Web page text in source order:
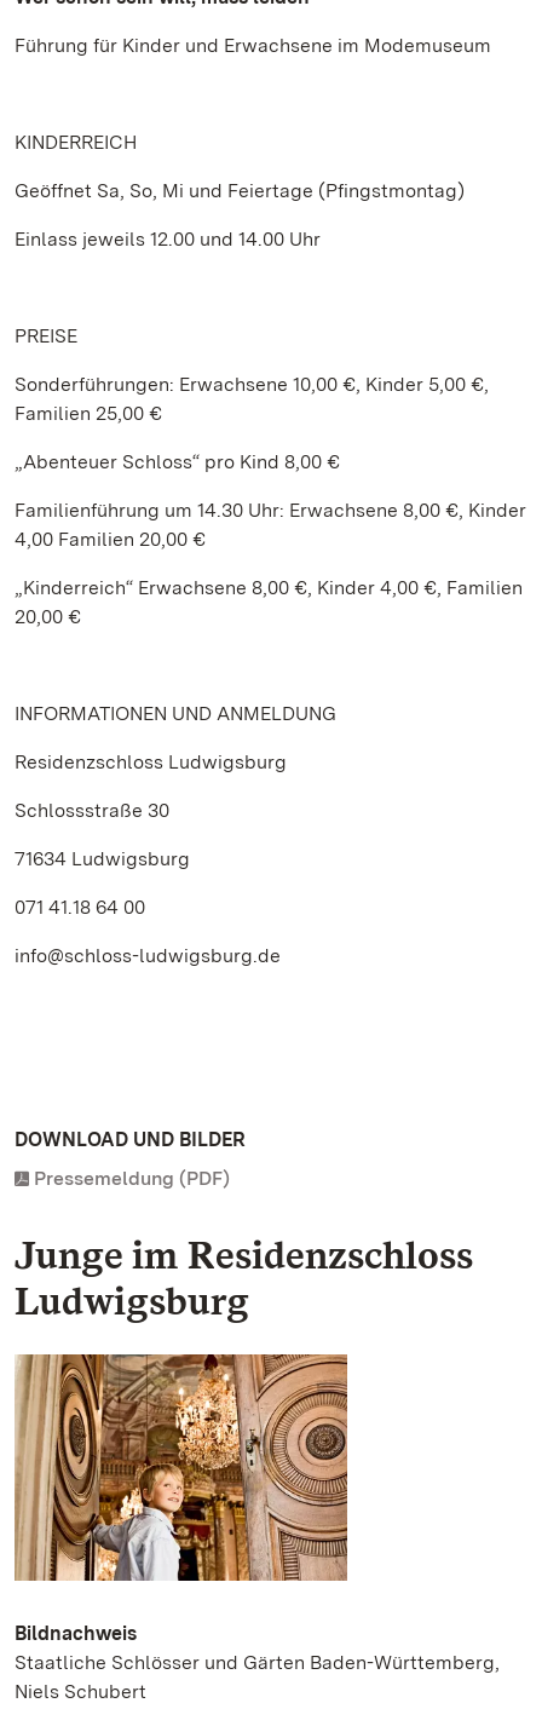
Führung für Kinder und Erwachsene im Modemuseum
KINDERREICH
Geöffnet Sa, So, Mi und Feiertage (Pfingstmontag)
Einlass jeweils 12.00 und 14.00 Uhr
PREISE
Sonderführungen: Erwachsene 10,00 €, Kinder 5,00 €,
Familien 25,00 €
„Abenteuer Schloss“ pro Kind 8,00 €
Familienführung um 14.30 Uhr: Erwachsene 8,00 €, Kinder
4,00 Familien 20,00 €
„Kinderreich“ Erwachsene 8,00 €, Kinder 4,00 €, Familien
20,00 €
INFORMATIONEN UND ANMELDUNG
Residenzschloss Ludwigsburg
Schlossstraße 30
71634 Ludwigsburg
071 41.18 64 00
info@schloss-ludwigsburg.de
DOWNLOAD UND BILDER
Pressemeldung (PDF)
Junge im Residenzschloss
Ludwigsburg
Bildnachweis
Staatliche Schlösser und Gärten Baden-Württemberg,
Niels Schubert